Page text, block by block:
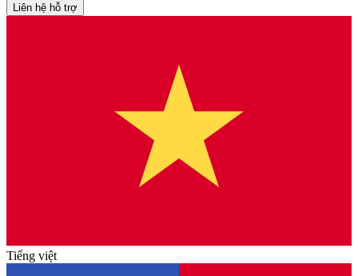
Liên hệ hỗ trợ
Tiếng việt